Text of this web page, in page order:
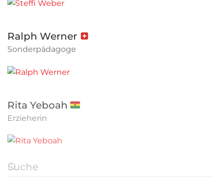
Ralph Werner 🇨🇭
Sonderpädagoge
Rita Yeboah 🇬🇭
Erzieherin